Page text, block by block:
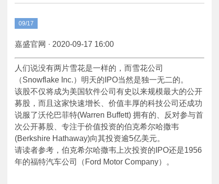
09/17
嘉盛官网 · 2020-09-17 16:00
人们说没有两片雪花是一样的，而雪花公司
（Snowflake Inc.）明天的IPO当然是独一无二的。
该股不仅将成为美国软件公司有史以来规模最大的公开
募股，而且这家快速增长、价值丰厚的科技公司还成功
说服了沃伦巴菲特(Warren Buffett) 拥有的、反对参与首
次公开募股、专注于价值投资的伯克希尔哈撒韦
(Berkshire Hathaway)向其投资逾5亿美元。
请读者参考，伯克希尔哈撒韦上次投资的IPO还是1956
年的福特汽车公司（Ford Motor Company）。